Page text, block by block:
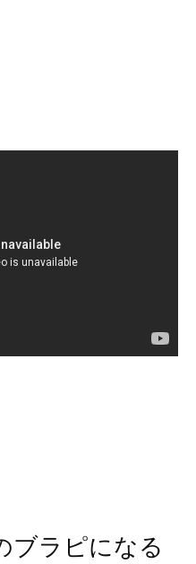
ブラピになる